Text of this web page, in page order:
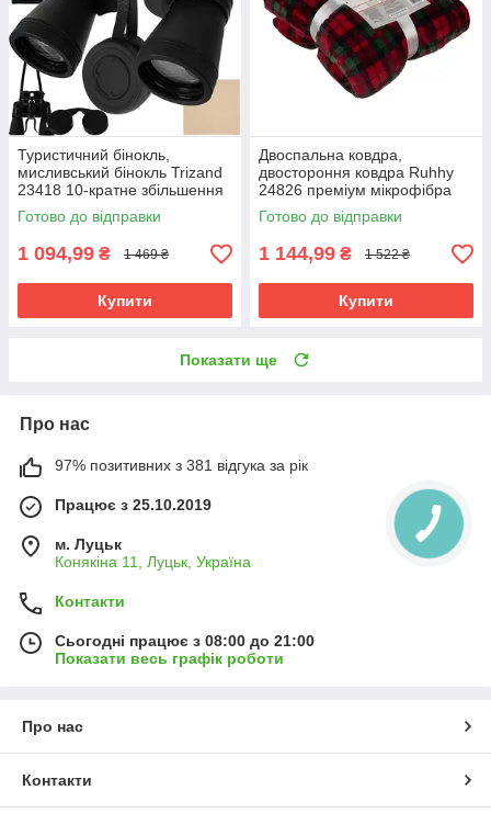
Туристичний бінокль,
мисливський бінокль Trizand
23418 10-кратне збільшення
50 мм
Готово до відправки
1 094,99 ₴ 1 469 ₴
Купити
Двоспальна ковдра,
двостороння ковдра Ruhhy
24826 преміум мікрофібра
160х200
Готово до відправки
1 144,99 ₴ 1 522 ₴
Купити
Показати ще
Про нас
97% позитивних з 381 відгука за рік
Працює з 25.10.2019
м. Луцьк
Конякіна 11, Луцьк, Україна
Контакти
Сьогодні працює з 08:00 до 21:00
Показати весь графік роботи
Про нас
Контакти